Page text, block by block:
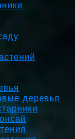
деревья